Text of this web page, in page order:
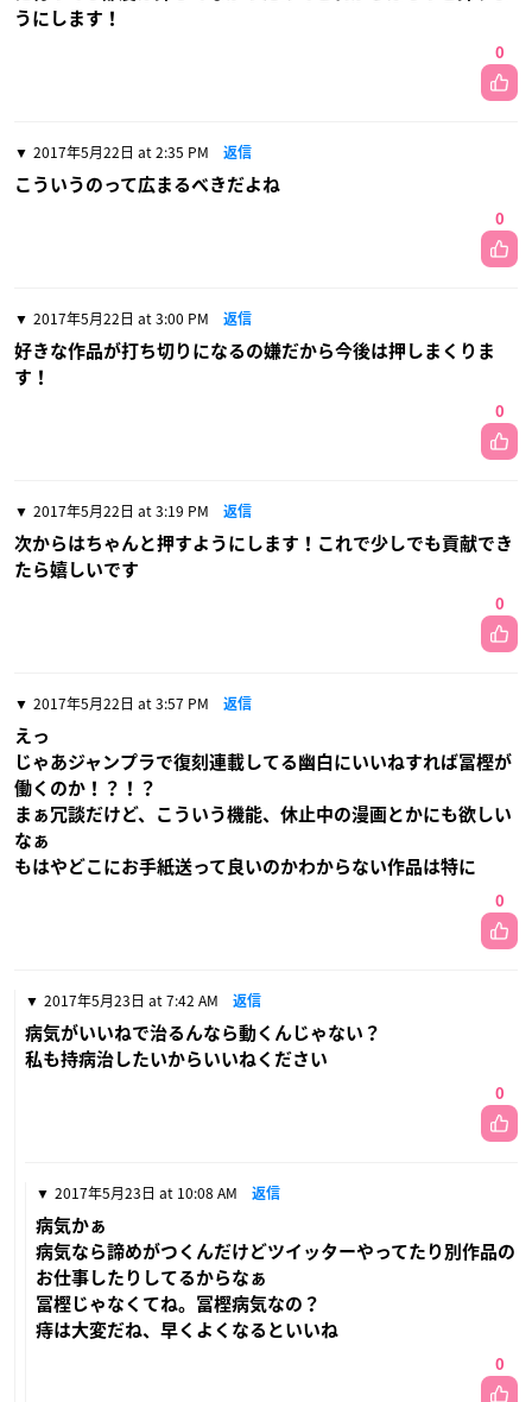
うにします！
0
2017年5月22日 at 2:35 PM 返信
こういうのって広まるべきだよね
0
2017年5月22日 at 3:00 PM 返信
好きな作品が打ち切りになるの嫌だから今後は押しまくりま
す！
0
2017年5月22日 at 3:19 PM 返信
次からはちゃんと押すようにします！これで少しでも貢献でき
たら嬉しいです
0
2017年5月22日 at 3:57 PM 返信
えっ
じゃあジャンプラで復刻連載してる幽白にいいねすれば冨樫が
働くのか！？！？
まぁ冗談だけど、こういう機能、休止中の漫画とかにも欲しい
なぁ
もはやどこにお手紙送って良いのかわからない作品は特に
0
2017年5月23日 at 7:42 AM 返信
病気がいいねで治るんなら動くんじゃない？
私も持病治したいからいいねください
0
2017年5月23日 at 10:08 AM 返信
病気かぁ
病気なら諦めがつくんだけどツイッターやってたり別作品の
お仕事したりしてるからなぁ
冨樫じゃなくてね。冨樫病気なの？
痔は大変だね、早くよくなるといいね
0